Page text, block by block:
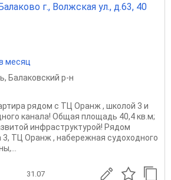
г., Волжская ул., д.63, 40
месяц
, Балаковский р-н
рядом с ТЦ Оранж , школой 3 и
канала! Общая площадь 40,4 кв.м;
инфраструктурой! Рядом
3, ТЦ Оранж , набережная судоходного
31.07